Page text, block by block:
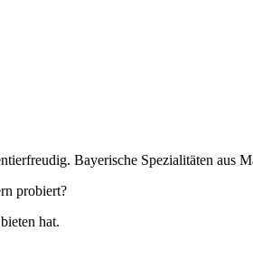
Bayerische Spezialitäten aus
probiert?
hat.